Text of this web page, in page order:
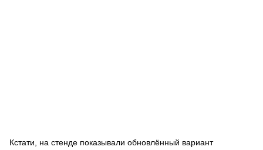
Кстати, на стенде показывали обновлённый вариант